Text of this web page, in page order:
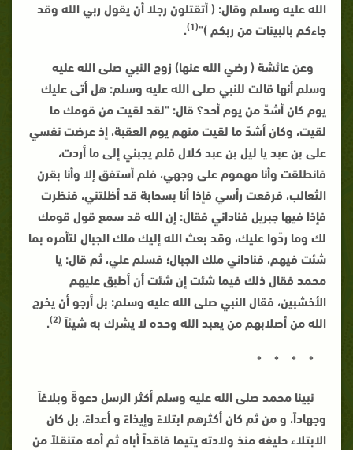
الله عليه وسلم وقال: ( أتقتلون رجلا أن يقول ربي الله وقد
جاءكم بالبينات من ربكم )"(1)
.
وعن عائشة ( رضي الله عنها) زوج النبي صلى الله عليه
وسلم أنها قالت للنبي صلى الله عليه وسلم: هل أتى عليك
يوم كان أشدّ من يوم أحد؟ قال: "لقد لقيت من قومك ما
لقيت، وكان أشدّ ما لقيت منهم يوم العقبة، إذ عرضت نفسي
على بن عبد يا ليل بن عبد كلال فلم يجبني إلى ما أردت،
فانطلقت وأنا مهموم على وجهي، فلم أستفق إلا وأنا بقرن
الثعالب، فرفعت رأسي فإذا أنا بسحابة قد أظلتني، فنظرت
فإذا فيها جبريل فناداني فقال: إن الله قد سمع قول قومك
لك وما ردّوا عليك، وقد بعث الله إليك ملك الجبال لتأمره بما
شئت فيهم، فناداني ملك الجبال؛ فسلم علي، ثم قال: يا
محمد فقال ذلك فيما شئت إن شئت أن أطبق عليهم
الأخشبين، فقال النبي صلى الله عليه وسلم: بل أرجو أن يخرج
الله من أصلابهم من يعبد الله وحده لا يشرك به شيئاً (2)
.
* * * *
نبينا محمد صلى الله عليه وسلم أكثر الرسل دعوةً وبلاغاً
وجهاداً، و من ثم كان أكثرهم ابتلاءً وإيذاءً و أعداءً، بل كان
الابتلاء حليفه منذ ولادته يتيما فاقداً أباه ثم أمه متنقلاً من